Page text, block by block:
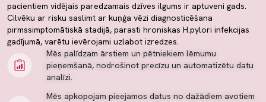
pacientiem vidējais paredzamais dzīves ilgums ir aptuveni gads.
Cilvēku ar risku saslimt ar kuņģa vēzi diagnosticēšana
pirmssimptomātiskā stadijā, parasti hroniskas H.pylori infekcijas
gadījumā, varētu ievērojami uzlabot izredzes.
Mēs palīdzam ārstiem un pētniekiem lēmumu
pieņemšanā, nodrošinot precīzu un automatizētu datu
analīzi.
Mēs apkopojam pieejamos datus no dažādiem avotiem